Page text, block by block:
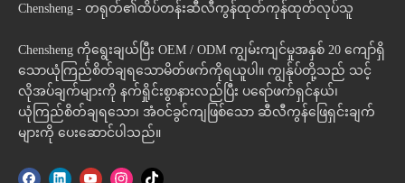
Chensheng - တရုတ်၏ထိပ်တန်းဆီလီကွန်ထုတ်ကုန်ထုတ်လုပ်သူ
Chensheng ကိုရွေးချယ်ပြီး OEM / ODM ကျွမ်းကျင်မှုအနှစ် 20 ကျော်ရှိ
သောယုံကြည်စိတ်ချရသောမိတ်ဖက်ကိုရယူပါ။ ကျွန်ုပ်တို့သည် သင့်
လိုအပ်ချက်များကို နက်ရှိုင်းစွာနားလည်ပြီး ပရော်ဖက်ရှင်နယ်၊
ယုံကြည်စိတ်ချရသော၊ အံဝင်ခွင်ကျဖြစ်သော ဆီလီကွန်ဖြေရှင်းချက်
များကို ပေးဆောင်ပါသည်။